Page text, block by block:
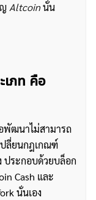
Altcoinนั่น
เภท คือ
พัฒนาไม่สามารถ
ปลี่ยนกฎเกณฑ์
ประกอบด้วยบล็อก
Cash และ
นั่นเอง